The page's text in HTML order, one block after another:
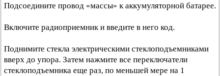
Подсоедините провод «массы» к аккумуляторной батарее.
Включите радиоприемник и введите в него код.
Поднимите стекла электрическими стеклоподъемниками
вверх до упора. Затем нажмите все переключатели
стеклоподъемника еще раз, по меньшей мере на 1